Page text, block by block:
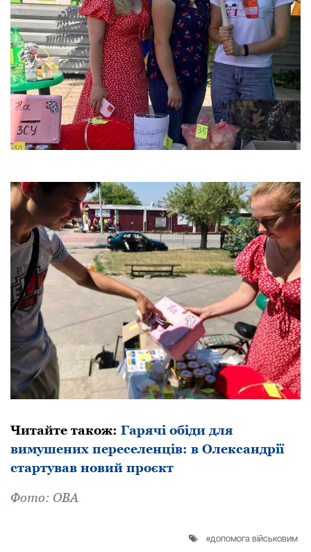
Читaйтe тaкoж: Гарячі обіди для
вимушених переселенців: в Олександрії
стартував новий проєкт
Фoтo: ОВА
допомога військовим